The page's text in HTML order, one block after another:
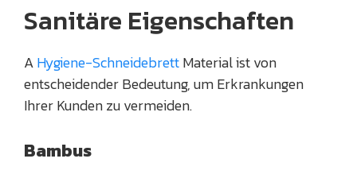
Sanitäre Eigenschaften
AHygiene-SchneidebrettMaterial ist von
entscheidender Bedeutung, um Erkrankungen
Ihrer Kunden zu vermeiden.
Bambus